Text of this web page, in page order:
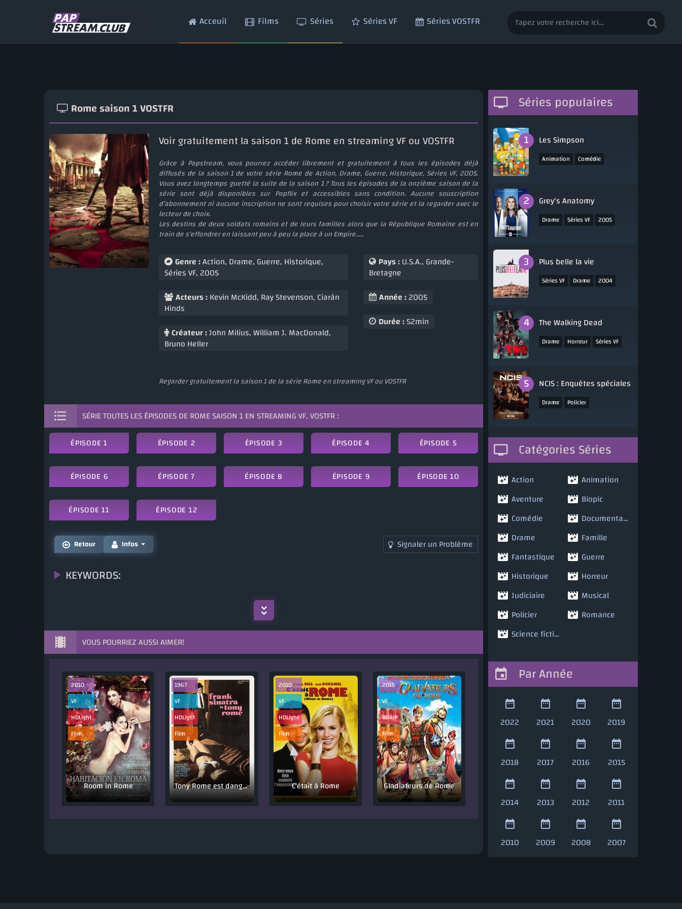
Acceuil Films Séries Séries VF Séries VOSTFR
Rome saison 1 VOSTFR
Voir gratuitement la saison 1 de Rome en streaming VF ou VOSTFR
Grâce à Papstream, vous pourrez accéder librement et gratuitement à tous les épisodes déjà
diffusés de la saison 1 de votre série Rome de Action, Drame, Guerre, Historique, Séries VF, 2005.
Vous avez longtemps guetté la suite de la saison 1 ? Tous les épisodes de la onzième saison de la
série sont déjà disponibles sur Papflix et accessibles sans condition. Aucune souscription
d’abonnement ni aucune inscription ne sont requises pour choisir votre série et la regarder avec le
lecteur de choix.
Les destins de deux soldats romains et de leurs familles alors que la République Romaine est en
train de s'effondrer en laissant peu à peu la place à un Empire.....
Genre :Action, Drame, Guerre, Historique,
Séries VF, 2005
Acteurs :Kevin McKidd, Ray Stevenson, Ciarán
Hinds
Créateur :John Milius,William J. MacDonald,
Bruno Heller
Pays :U.S.A., Grande-
Bretagne
Année :2005
Durée :52min
Regarder gratuitement la saison 1 de la série Rome en streaming VF ou VOSTFR
SÉRIE TOUTES LES ÉPISODES DE ROME SAISON 1 EN STREAMING VF, VOSTFR :
ÉPISODE 1 ÉPISODE 2 ÉPISODE 3 ÉPISODE 4 ÉPISODE 5
ÉPISODE 6 ÉPISODE 7 ÉPISODE 8 ÉPISODE 9 ÉPISODE 10
ÉPISODE 11 ÉPISODE 12
Retour Infos Signaler un Problème
KEYWORDS:
VOUS POURRIEZ AUSSI AIMER!
Room in Rome
2010
VF
HDLight
Film
Tony Rome est dangereux
1967
VF
HDLight
Film
C'était à Rome
2010
VF
HDLight
Film
Gladiateurs de Rome
2015
VF
BRRIP
Film
Séries populaires
Les Simpson
Animation Comédie
Grey's Anatomy
Drame Séries VF 2005
Plus belle la vie
Séries VF Drame 2004
The Walking Dead
Drame Horreur Séries VF
NCIS : Enquêtes spéciales
Drame Policier
Catégories Séries
Action
Animation
Aventure
Biopic
Comédie
Documentaire
Drame
Famille
Fantastique
Guerre
Historique
Horreur
Judiciaire
Musical
Policier
Romance
Science fiction
Par Année
2022 2021 2020 2019
2018 2017 2016 2015
2014 2013 2012 2011
2010 2009 2008 2007